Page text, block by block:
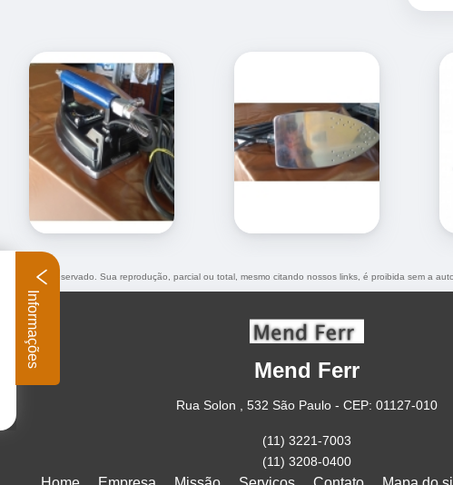
" é de direito reservado. Sua reprodução, parcial ou total, mesmo citando nossos links, é proibida sem a
Mend Ferr
Rua Solon , 532 São Paulo - CEP: 01127-010
(11) 3221-7003
(11) 3208-0400
Informações